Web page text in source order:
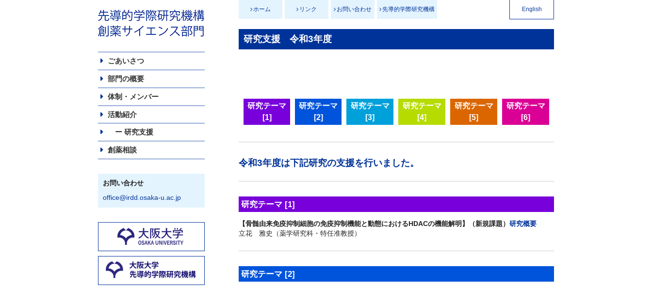
ホーム リンク お問い合わせ 先導的学際研究機構 English
研究支援 令和3年度
研究テーマ
[1]
研究テーマ
[2]
研究テーマ
[3]
研究テーマ
[4]
研究テーマ
[5]
研究テーマ
[6]
令和3年度は下記研究の支援を行いました。
研究テーマ [1]
【骨髄由来免疫抑制細胞の免疫抑制機能と動態におけるHDACの機能解明】（新規課題） 研究概要
立花 雅史（薬学研究科・特任准教授）
研究テーマ [2]
ごあいさつ
部門の概要
体制・メンバー
活動紹介
ー 研究支援
創薬相談
お問い合わせ
office@irdd.osaka-u.ac.jp